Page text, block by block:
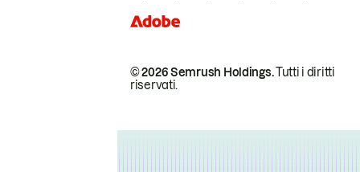
© 2026 Semrush Holdings.Tutti i diritti
riservati.